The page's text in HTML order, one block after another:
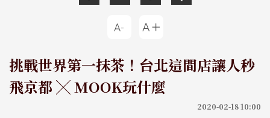
挑戰世界第一抹茶！台北這間店讓人秒
飛京都 ╳ MOOK玩什麼
2020-02-18 10:00